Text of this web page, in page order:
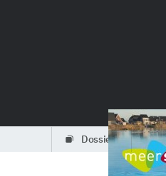
dossiers